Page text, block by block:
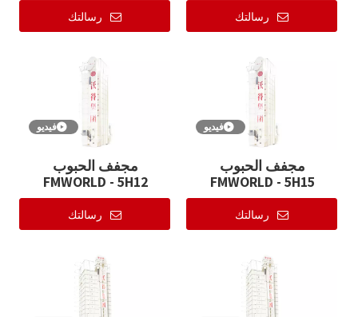
رسالتك رسالتك
فيديو
مجفف الحبوب
FMWORLD - 5H12
رسالتك
فيديو
مجفف الحبوب
FMWORLD - 5H15
رسالتك